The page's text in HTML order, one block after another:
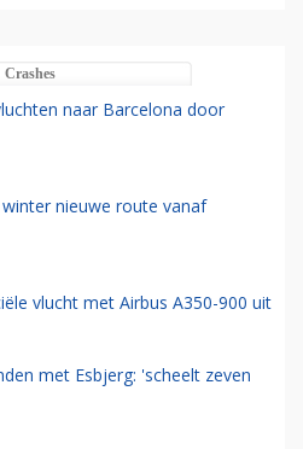
Crashes
naar Barcelona door
nieuwe route vanaf
vlucht met Airbus A350-900 uit
met Esbjerg: 'scheelt zeven